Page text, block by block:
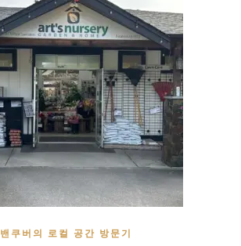
밴쿠버의 로컬 공간 방문기